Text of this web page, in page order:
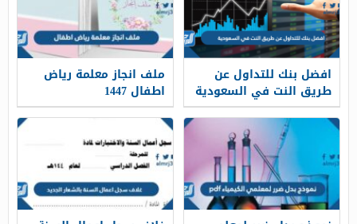
افضل بنك للتداول عن
طريق النت في السعودية
2026
ملف انجاز معلمة رياض
اطفال 1447